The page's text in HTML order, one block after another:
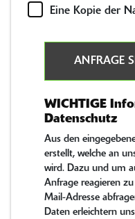
Eine Kopie der
ANFRAGE
WICHTIGE
Datenschutz
Aus den
erstellt, welche an
wird. Dazu und um
Anfrage reagieren
Mail-Adresse
Daten erleichtern